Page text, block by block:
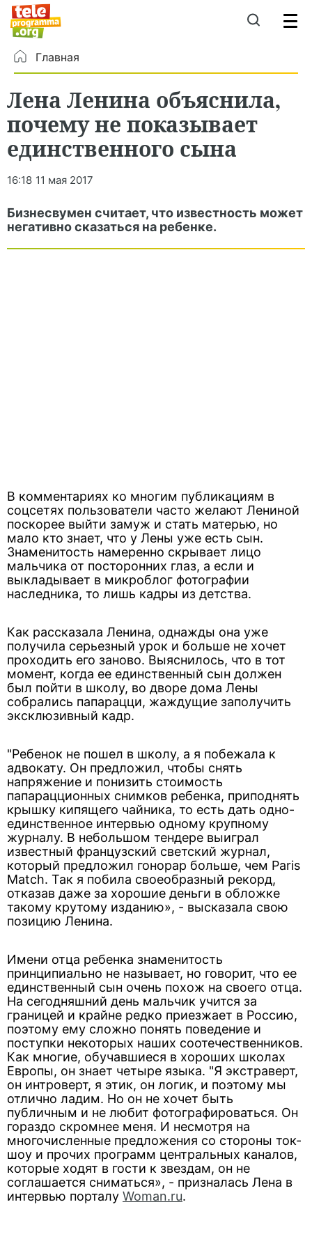
Главная
Лена Ленина объяснила,
почему не показывает
единственного сына
16:18 11 мая 2017
Бизнесвумен считает, что известность может
негативно сказаться на ребенке.
В комментариях ко многим публикациям в
соцсетях пользователи часто желают Лениной
поскорее выйти замуж и стать матерью, но
мало кто знает, что у Лены уже есть сын.
Знаменитость намеренно скрывает лицо
мальчика от посторонних глаз, а если и
выкладывает в микроблог фотографии
наследника, то лишь кадры из детства.
Как рассказала Ленина, однажды она уже
получила серьезный урок и больше не хочет
проходить его заново. Выяснилось, что в тот
момент, когда ее единственный сын должен
был пойти в школу, во дворе дома Лены
собрались папарацци, жаждущие заполучить
эксклюзивный кадр.
"Ребенок не пошел в школу, а я побежала к
адвокату. Он предложил, чтобы снять
напряжение и понизить стоимость
папарацционных снимков ребенка, приподнять
крышку кипящего чайника, то есть дать одно-
единственное интервью одному крупному
журналу. В небольшом тендере выиграл
известный французский светский журнал,
который предложил гонорар больше, чем Paris
Match. Так я побила своеобразный рекорд,
отказав даже за хорошие деньги в обложке
такому крутому изданию», - высказала свою
позицию Ленина.
Имени отца ребенка знаменитость
принципиально не называет, но говорит, что ее
единственный сын очень похож на своего отца.
На сегодняшний день мальчик учится за
границей и крайне редко приезжает в Россию,
поэтому ему сложно понять поведение и
поступки некоторых наших соотечественников.
Как многие, обучавшиеся в хороших школах
Европы, он знает четыре языка. "Я экстраверт,
он интроверт, я этик, он логик, и поэтому мы
отлично ладим. Но он не хочет быть
публичным и не любит фотографироваться. Он
гораздо скромнее меня. И несмотря на
многочисленные предложения со стороны ток-
шоу и прочих программ центральных каналов,
которые ходят в гости к звездам, он не
соглашается сниматься», - призналась Лена в
интервью порталу Woman.ru.